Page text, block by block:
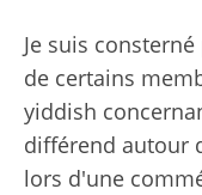
Je suis
de certains
yiddish
différend autour
lors d'une